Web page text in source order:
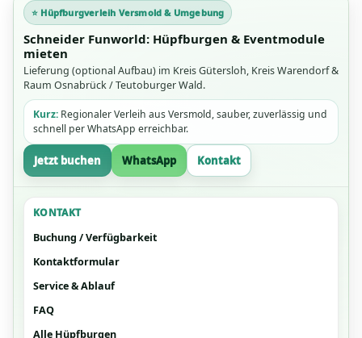
⭐ Hüpfburgverleih Versmold & Umgebung
Schneider Funworld: Hüpfburgen & Eventmodule
mieten
Lieferung (optional Aufbau) im Kreis Gütersloh, Kreis Warendorf &
Raum Osnabrück / Teutoburger Wald.
Kurz: Regionaler Verleih aus Versmold, sauber, zuverlässig und
schnell per WhatsApp erreichbar.
Jetzt buchen WhatsApp Kontakt
KONTAKT
Buchung / Verfügbarkeit
Kontaktformular
Service & Ablauf
FAQ
Alle Hüpfburgen